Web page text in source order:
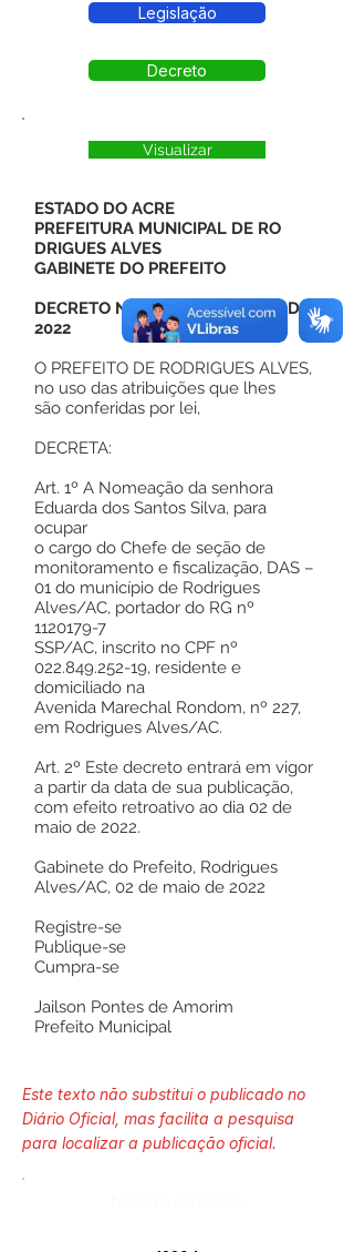
Legislação
Decreto
Visualizar
ESTADO DO ACRE
PREFEITURA MUNICIPAL DE RO
DRIGUES ALVES
GABINETE DO PREFEITO
DECRETO Nº 41, DE 02 DE MAIO DE
2022
O PREFEITO DE RODRIGUES ALVES,
no uso das atribuições que lhes
são conferidas por lei,
DECRETA:
Art. 1º A Nomeação da senhora
Eduarda dos Santos Silva, para
ocupar
o cargo do Chefe de seção de
monitoramento e fiscalização, DAS –
01 do município de Rodrigues
Alves/AC, portador do RG nº
1120179-7
SSP/AC, inscrito no CPF nº
022.849.252-19, residente e
domiciliado na
Avenida Marechal Rondom, nº 227,
em Rodrigues Alves/AC.
Art. 2º Este decreto entrará em vigor
a partir da data de sua publicação,
com efeito retroativo ao dia 02 de
maio de 2022.
Gabinete do Prefeito, Rodrigues
Alves/AC, 02 de maio de 2022
Registre-se
Publique-se
Cumpra-se
Jailson Pontes de Amorim
Prefeito Municipal
Este texto não substitui o publicado no
Diário Oficial, mas facilita a pesquisa
para localizar a publicação oficial.